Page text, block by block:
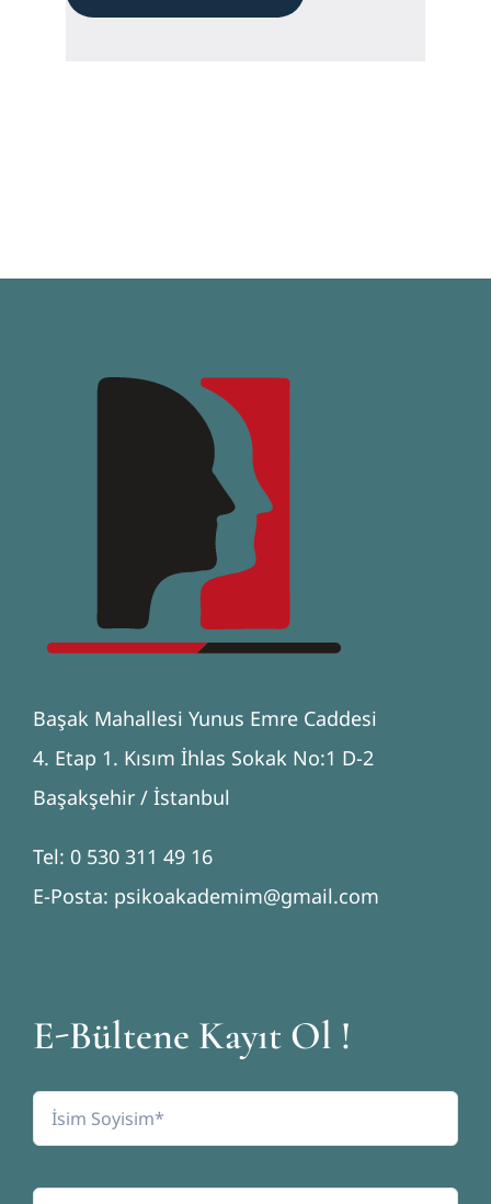
Başak Mahallesi Yunus Emre Caddesi
4. Etap 1. Kısım İhlas Sokak No:1 D-2
Başakşehir / İstanbul
Tel: 0 530 311 49 16
E-Posta: psikoakademim@gmail.com
E-Bültene Kayıt Ol !